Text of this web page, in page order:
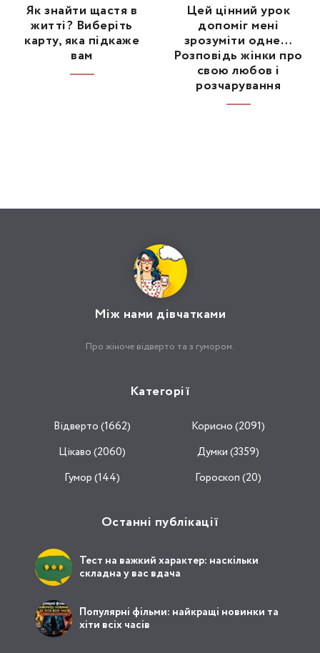
Як знайти щастя в
житті? Виберіть
карту, яка підкаже
вам
Цей цінний урок
допоміг мені
зрозуміти одне…
Розповідь жінки про
свою любов і
розчарування
Між нами дівчатками
Про жіноче відверто та з гумором.
Категорії
Відвертo (1662)
Корисно (2091)
Цікаво (2060)
Думки (3359)
Гумор (144)
Гороскоп (20)
Останні публікації
Тест на важкий характер: наскільки
складна у вас вдача
Популярні фільми: найкращі новинки та
хіти всіх часів